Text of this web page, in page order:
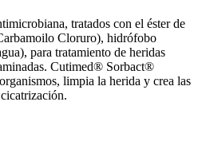
tratados con el éster de
Cloruro), hidrófobo
para tratamiento de heridas
Cutimed® Sorbact®
limpia la herida y crea las